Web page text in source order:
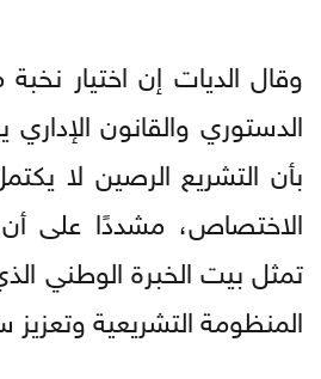
وقال الديات إن اختيار
الدستوري والقانون
بأن التشريع الرصين لا
الاختصاص، مشددًا على أن
تمثل بيت الخبرة الوطني
المنظومة التشريعية وتعزيز